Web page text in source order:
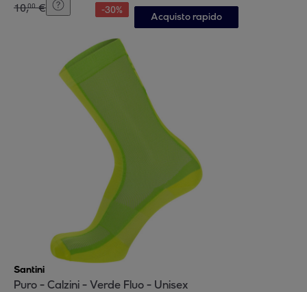
10,00 € -30%
Acquisto rapido
Santini
Puro - Calzini - Verde Fluo - Unisex